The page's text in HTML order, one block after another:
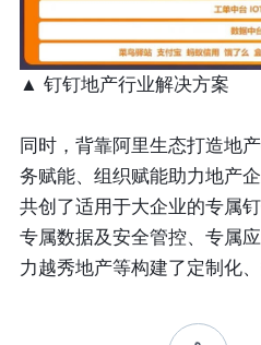
▲ 钉钉地产行业解决方案
同时，背靠阿里生态打造地
务赋能、组织赋能助力地产
共创了适用于大企业的专属钉
专属数据及安全管控、专属
力越秀地产等构建了定制化、